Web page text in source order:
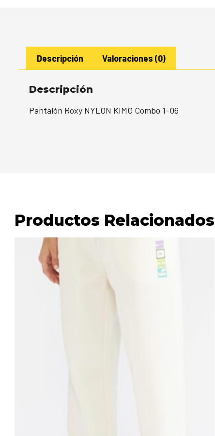
Descripción Valoraciones (0)
Descripción
Pantalón Roxy NYLON KIMO Combo 1-06
Productos Relacionados